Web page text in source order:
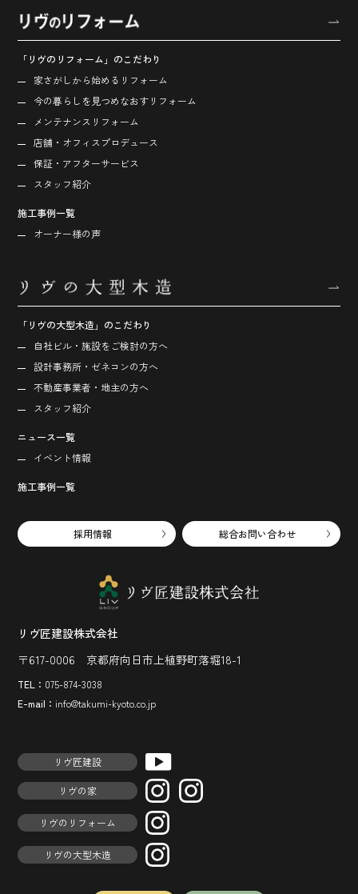
「リヴのリフォーム」のこだわり
家さがしから始める リフォーム
今の暮らしを見つめなおす リフォーム
メンテナンスリフォーム
店舗・オフィス プロデュース
保証・アフターサービス
スタッフ紹介
施工事例一覧
オーナー様の声
「リヴの大型木造」のこだわり
自社ビル・施設をご検討の方へ
設計事務所・ゼネコンの方へ
不動産事業者・地主の方へ
スタッフ紹介
ニュース一覧
イベント情報
施工事例一覧
採用情報 総合お問い合わせ
リヴ匠建設株式会社
〒617-0006 京都府向日市上植野町落堀18-1
TEL： 075-874-3038
E-mail： info@takumi-kyoto.co.jp
リヴ匠建設
リヴの家
リヴのリフォーム
リヴの大型木造